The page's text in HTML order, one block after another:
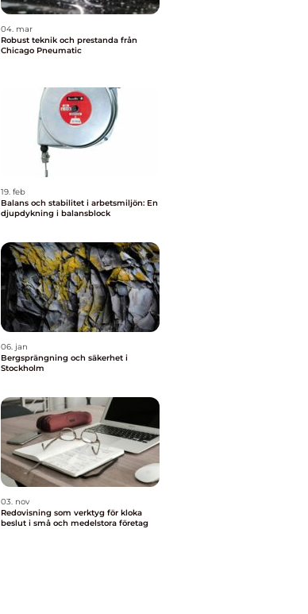
04. mar
Robust teknik och prestanda från
Chicago Pneumatic
19. feb
Balans och stabilitet i arbetsmiljön: En
djupdykning i balansblock
06. jan
Bergsprängning och säkerhet i
Stockholm
03. nov
Redovisning som verktyg för kloka
beslut i små och medelstora företag